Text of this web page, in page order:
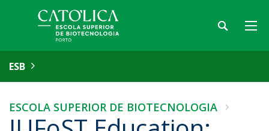
ESB
ESCOLA SUPERIOR DE BIOTECNOLOGIA